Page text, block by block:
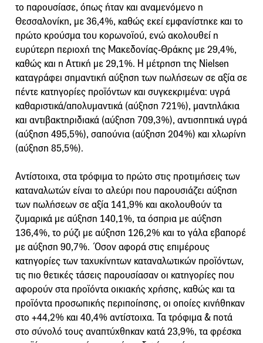
το παρουσίασε, όπως ήταν και αναμενόμενο η
Θεσσαλονίκη, με 36,4%, καθώς εκεί εμφανίστηκε και το
πρώτο κρούσμα του κορωνοϊού, ενώ ακολουθεί η
ευρύτερη περιοχή της Μακεδονίας-Θράκης με 29,4%,
καθώς και η Αττική με 29,1%. Η μέτρηση της Nielsen
καταγράφει σημαντική αύξηση των πωλήσεων σε αξία σε
πέντε κατηγορίες προϊόντων και συγκεκριμένα: υγρά
καθαριστικά/απολυμαντικά (αύξηση 721%), μαντηλάκια
και αντιβακτηριδιακά (αύξηση 709,3%), αντισηπτικά υγρά
(αύξηση 495,5%), σαπούνια (αύξηση 204%) και χλωρίνη
(αύξηση 85,5%).
Αντίστοιχα, στα τρόφιμα το πρώτο στις προτιμήσεις των
καταναλωτών είναι το αλεύρι που παρουσιάζει αύξηση
των πωλήσεων σε αξία 141,9% και ακολουθούν τα
ζυμαρικά με αύξηση 140,1%, τα όσπρια με αύξηση
136,4%, το ρύζι με αύξηση 126,2% και το γάλα εβαπορέ
με αύξηση 90,7%. Όσον αφορά στις επιμέρους
κατηγορίες των ταχυκίνητων καταναλωτικών προϊόντων,
τις πιο θετικές τάσεις παρουσίασαν οι κατηγορίες που
αφορούν στα προϊόντα οικιακής χρήσης, καθώς και τα
προϊόντα προσωπικής περιποίησης, οι οποίες κινήθηκαν
στο +44,2% και 40,4% αντίστοιχα. Τα τρόφιμα & ποτά
στο σύνολό τους αναπτύχθηκαν κατά 23,9%, τα φρέσκα